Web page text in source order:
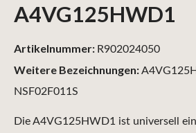
A4VG125HWD1
Die A4VG125HWD1 ist universell
Weitere Bezeichnungen:
NSF02F011S
Artikelnummer: R902024050